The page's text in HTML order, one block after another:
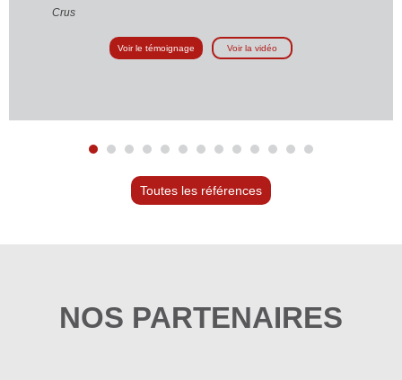
Crus
Voir le témoignage Voir la vidéo
Toutes les références
NOS PARTENAIRES